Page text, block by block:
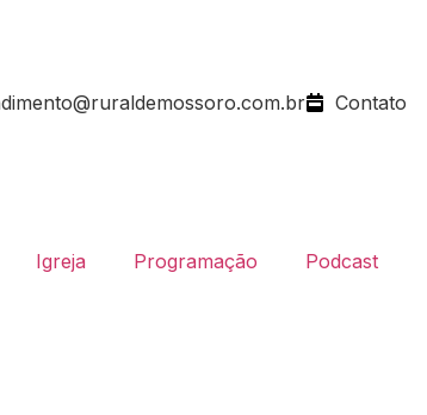
Contato
Igreja Programação Podcast